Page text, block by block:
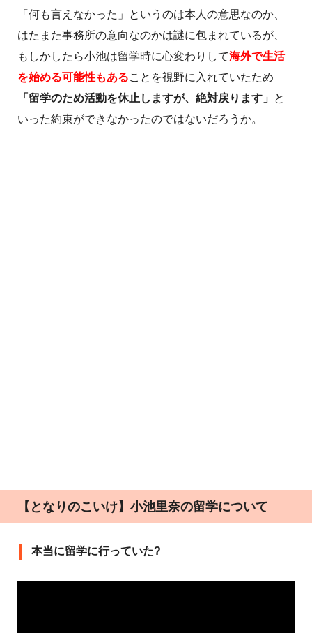
「何も言えなかった」というのは本人の意思なのか、
はたまた事務所の意向なのかは謎に包まれているが、
もしかしたら小池は留学時に心変わりして海外で生活
を始める可能性もあることを視野に入れていたため
「留学のため活動を休止しますが、絶対戻ります」 と
いった約束ができなかったのではないだろうか。
【となりのこいけ】小池里奈の留学について
本当に留学に行っていた?